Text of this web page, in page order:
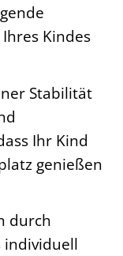
Kindes
Stabilität
Ihr Kind
genießen
durch
individuell